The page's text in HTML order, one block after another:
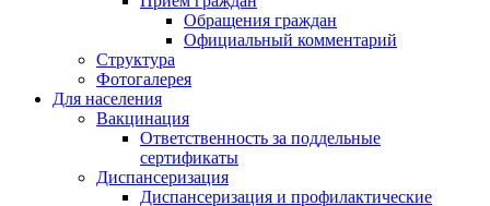
Обращения граждан
Официальный комментарий
Структура
Фотогалерея
Для населения
Вакцинация
Ответственность за поддельные
сертификаты
Диспансеризация
Диспансеризация и профилактические